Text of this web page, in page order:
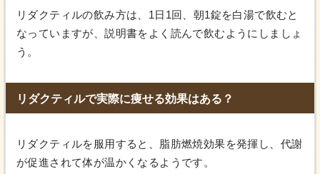
リダクティルの飲み方は、1日1回、朝1錠を白湯で飲むと
なっていますが、説明書をよく読んで飲むようにしましょ
う。
リダクティルで実際に痩せる効果はある？
リダクティルを服用すると、脂肪燃焼効果を発揮し、代謝
が促進されて体が温かくなるようです。